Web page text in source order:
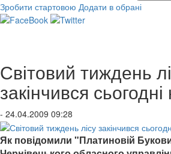
Зробити стартовою Додати в обрані
Світовий тиждень
закінчився
- 24.04.2009 09:28
Як повідомили "Платиновій